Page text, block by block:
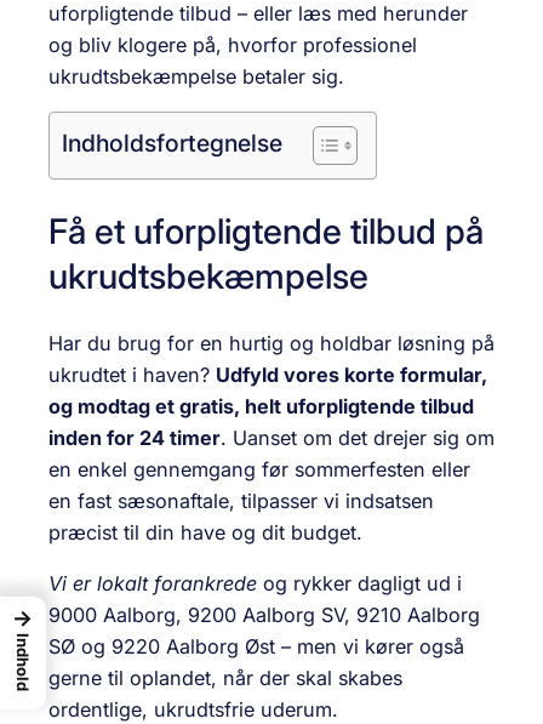
uforpligtende tilbud – eller læs med herunder
og bliv klogere på, hvorfor professionel
ukrudtsbekæmpelse betaler sig.
Indholdsfortegnelse
Få et uforpligtende tilbud på
ukrudtsbekæmpelse
Har du brug for en hurtig og holdbar løsning på
ukrudtet i haven? Udfyld vores korte formular,
og modtag et gratis, helt uforpligtende tilbud
inden for 24 timer. Uanset om det drejer sig om
en enkel gennemgang før sommerfesten eller
en fast sæsonaftale, tilpasser vi indsatsen
præcist til din have og dit budget.
Vi er lokalt forankrede og rykker dagligt ud i
9000 Aalborg, 9200 Aalborg SV, 9210 Aalborg
SØ og 9220 Aalborg Øst – men vi kører også
gerne til oplandet, når der skal skabes
ordentlige, ukrudtsfrie uderum.
→
Indhold